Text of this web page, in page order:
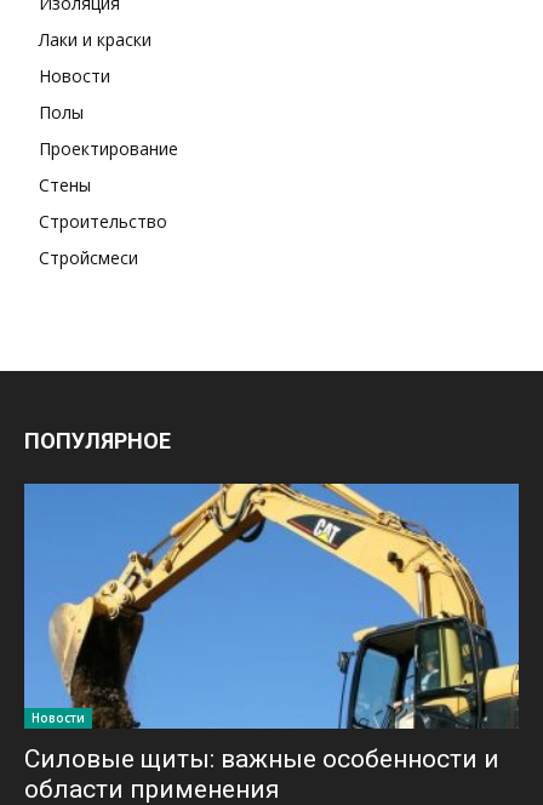
Лаки и краски
Новости
Полы
Проектирование
Стены
Строительство
Стройсмеси
ПОПУЛЯРНОЕ
Новости
Силовые щиты: важные особенности и
области применения